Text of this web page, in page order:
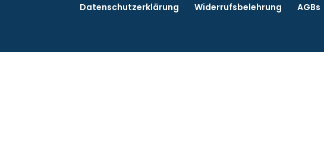
Datenschutzerklärung Widerrufsbelehrung AGBs